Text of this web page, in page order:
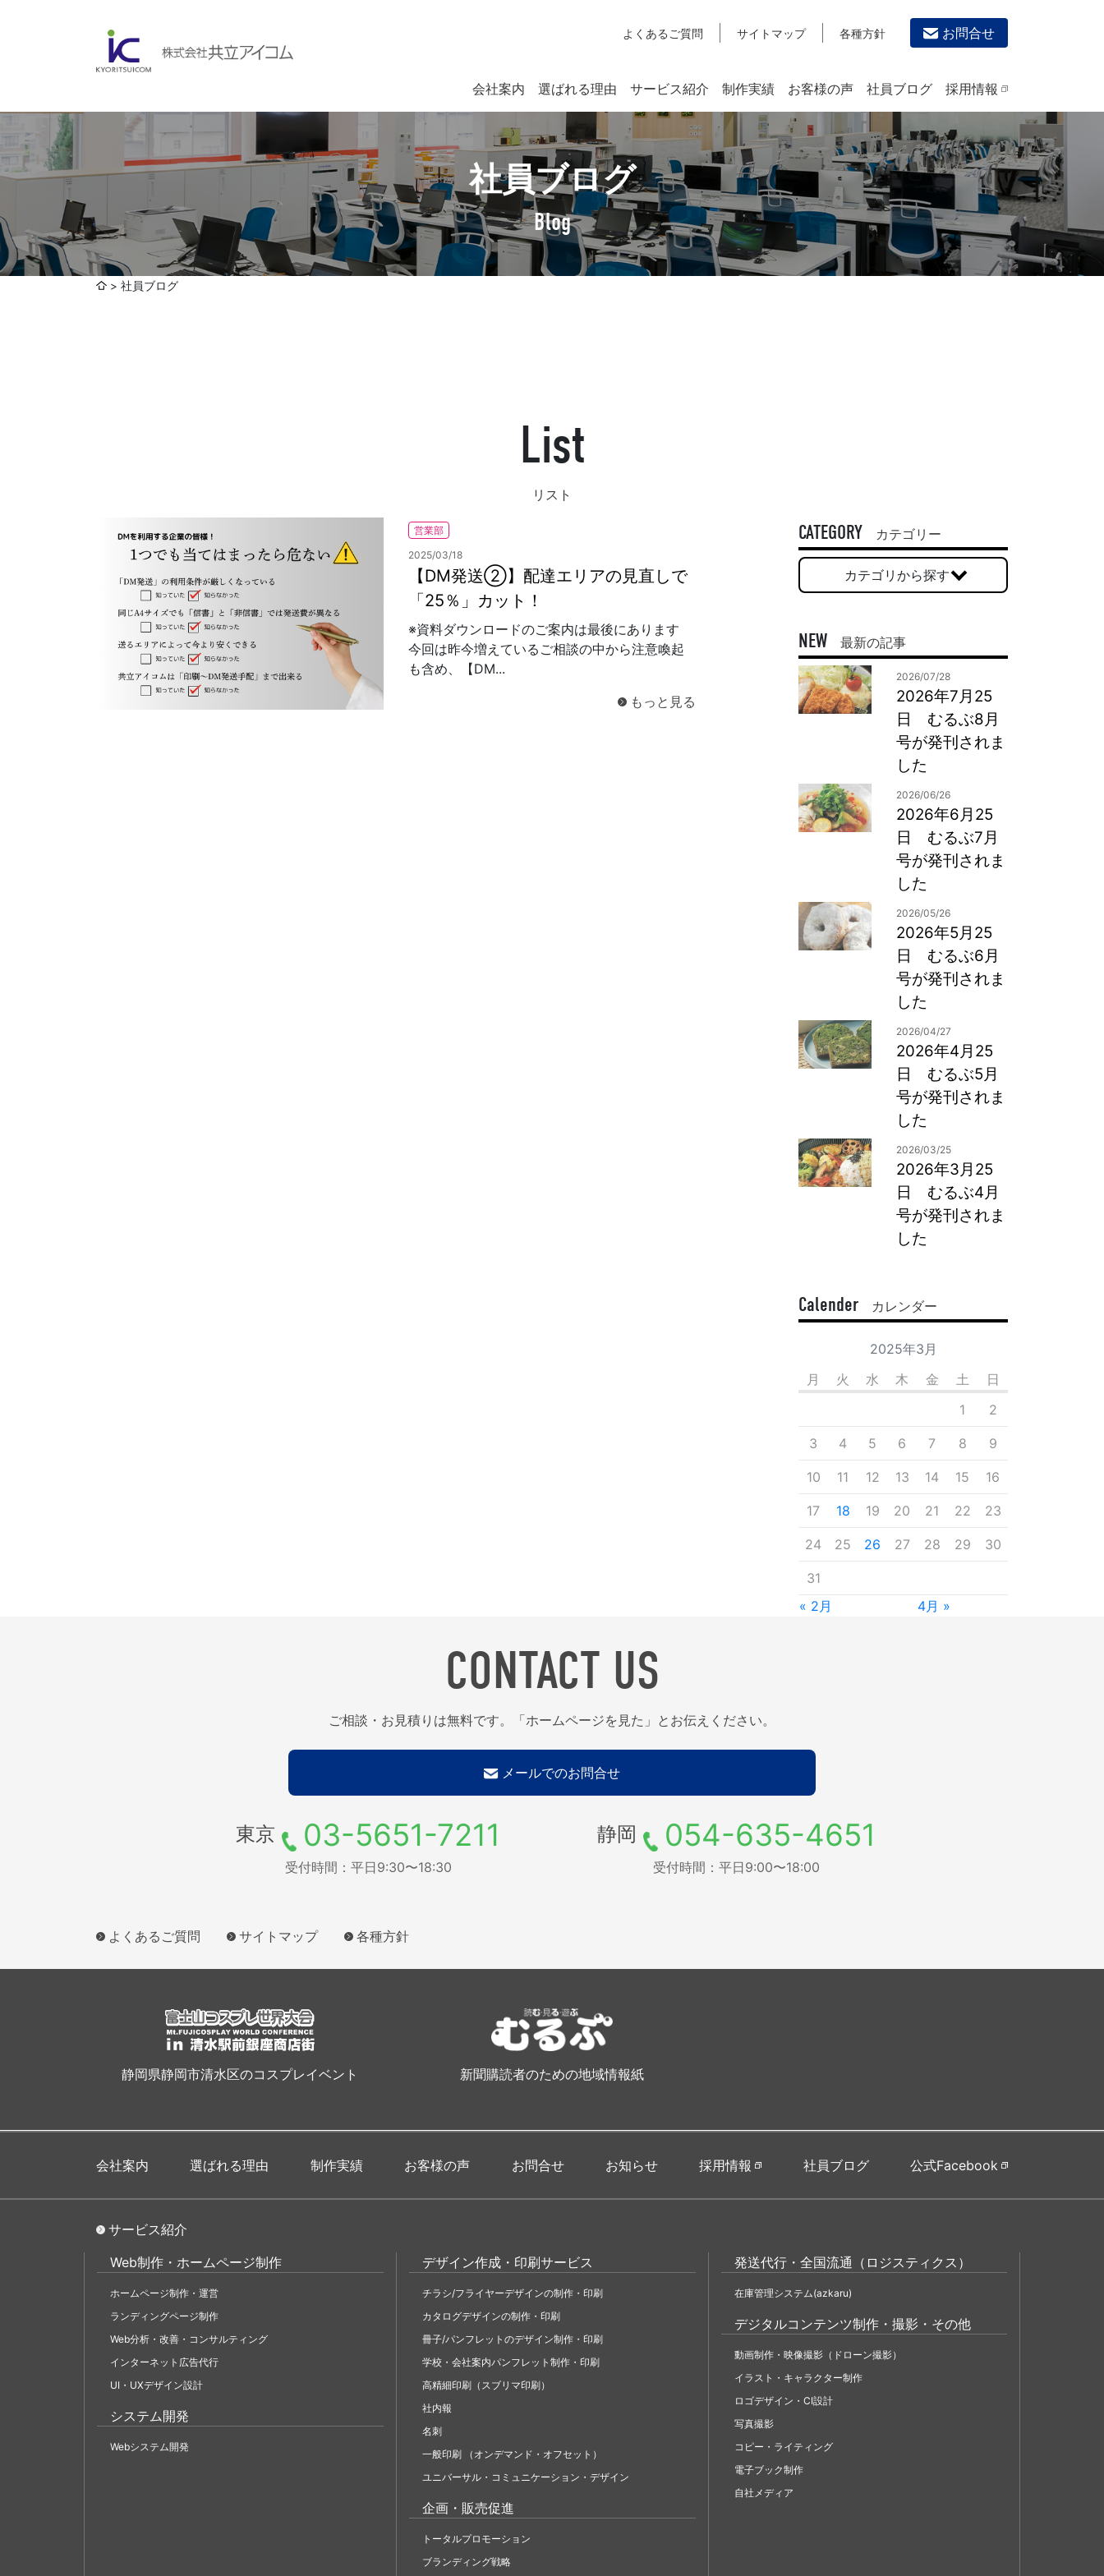
よくあるご質問 サイトマップ 各種方針 お問合せ
会社案内
会社案内
会社概要 社長挨拶 企業理念 沿革
情報セキュリティ基本方針 個人情報・特定個人情報保護方針 一般事業主行動計画
中核的労働要求事項に関する方針声明 SECURITY ACTIONの「二つ星」宣言
選ばれる理由 サービス紹介
Web制作・ホームページ制作
WEB
ホームページ制作・運営
ランディングページ制作
Web分析・改善・コンサルティング
インターネット広告代行
システム開発
SYSTEM DEVELOPMENT
Webシステム開発
デザイン作成・印刷サービス
PRINTING
チラシ/フライヤーデザインの制作・印刷
カタログデザインの制作・印刷
冊子/パンフレットのデザイン制作・印刷
学校・会社案内パンフレット制作・印刷
イベント運営
コンテンツ制作
周年事業
採用プロモーション
発送代行・全国流通
イラスト・キャラクター制作
ロゴデザイン・CI設計
自社メディア
制作実績 お客様の声 社員ブログ 採用情報
社員ブログ
Blog
社員ブログ
List
リスト
営業部
2025/03/18
【DM発送②】配達エリアの見直しで
「25％」カット！
※資料ダウンロードのご案内は最後にあります
今回は昨今増えているご相談の中から注意喚起
も含め、【DM...
もっと見る
CATEGORY カテゴリー
カテゴリから探す
NEW 最新の記事
2026/07/28
2026年7月25
日 むるぶ8月
号が発刊されま
した
2026/06/26
2026年6月25
日 むるぶ7月
号が発刊されま
した
2026/05/26
2026年5月25
日 むるぶ6月
号が発刊されま
した
2026/04/27
2026年4月25
日 むるぶ5月
号が発刊されま
した
2026/03/25
2026年3月25
日 むるぶ4月
号が発刊されま
した
Calender カレンダー
2025年3月
月
火 水 木 金 土 日
« 2月 4月 »
1 2
3 4 5 6 7 8 9
10 11 12 13 14 15 16
17 18 19 20 21 22 23
24 25 26 27 28 29 30
31
CONTACT US
ご相談・お見積りは無料です。「ホームページを見た」とお伝えください。
メールでのお問合せ
東京 03-5651-7211
受付時間：平日9:30〜18:30
静岡 054-635-4651
受付時間：平日9:00〜18:00
よくあるご質問 サイトマップ 各種方針
静岡県静岡市清水区のコスプレイベント 新聞購読者のための地域情報紙
会社案内 選ばれる理由 制作実績 お客様の声 お問合せ お知らせ 採用情報 社員ブログ 公式Facebook
サービス紹介
Web制作・ホームページ制作
ホームページ制作・運営
ランディングページ制作
Web分析・改善・コンサルティング
インターネット広告代行
UI・UXデザイン設計
システム開発
Webシステム開発
デザイン作成・印刷サービス
チラシ/フライヤーデザインの制作・印刷
カタログデザインの制作・印刷
冊子/パンフレットのデザイン制作・印刷
学校・会社案内パンフレット制作・印刷
高精細印刷（スブリマ印刷）
社内報
名刺
一般印刷 （オンデマンド・オフセット）
ユニバーサル・コミュニケーション・デザイン
企画・販売促進
トータルプロモーション
ブランディング戦略
発送代行・全国流通（ロジスティクス）
在庫管理システム(azkaru)
デジタルコンテンツ制作・撮影・その他
動画制作・映像撮影（ドローン撮影）
イラスト・キャラクター制作
ロゴデザイン・CI設計
写真撮影
コピー・ライティング
電子ブック制作
自社メディア